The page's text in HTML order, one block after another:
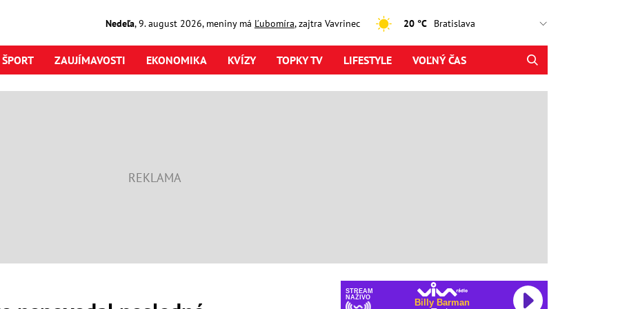
Nedeľa,9. august2026, meniny má Ľubomíra, zajtra Vavrinec 20 °C
ŠPORT ZAUJÍMAVOSTI EKONOMIKA KVÍZY TOPKY TV LIFESTYLE VOĽNÝ ČAS
STREAM
NAŽIVO
Billy Barman